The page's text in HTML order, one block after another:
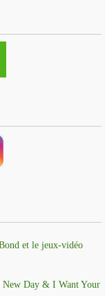
et le jeux-vidéo
New Day & I Want Your